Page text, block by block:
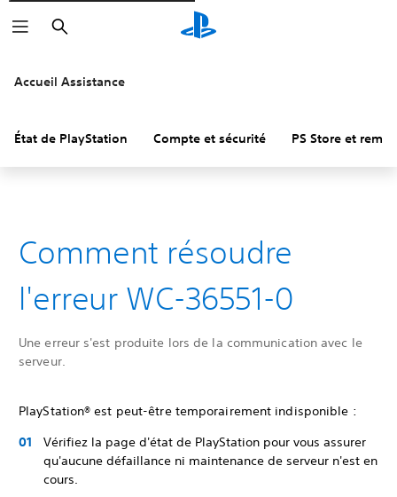
Rechercher
Accueil Assistance
État de PlayStation Compte et sécurité PS Store et
Comment résoudre
l'erreur WC-36551-0
Une erreur s'est produite lors de la communication avec le
serveur.
PlayStation® est peut-être temporairement indisponible :
Vérifiez la page d'état de PlayStation pour vous assurer
qu'aucune défaillance ni maintenance de serveur n'est en
cours.